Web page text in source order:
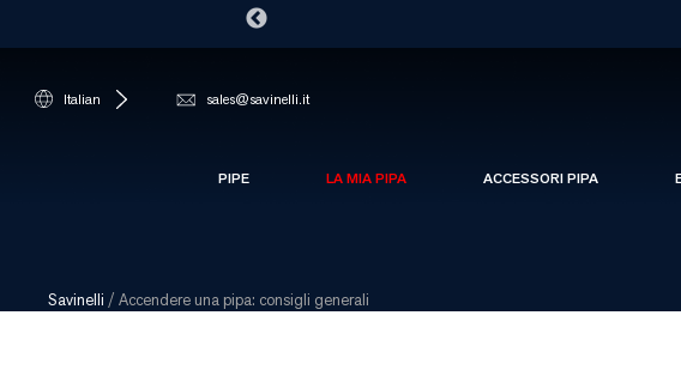
Italian sales@savinelli.it
PIPE LA MIA PIPA ACCESSORI PIPA
Savinelli / Accendere una pipa: consigli generali